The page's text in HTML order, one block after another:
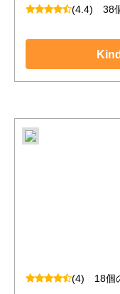
(4.4) 38
(4) 18個